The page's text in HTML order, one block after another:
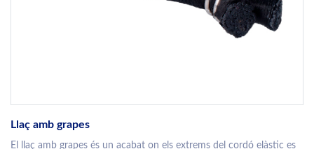
Llaç amb grapes
El llaç amb grapes és un acabat on els extrems del cordó elàstic es